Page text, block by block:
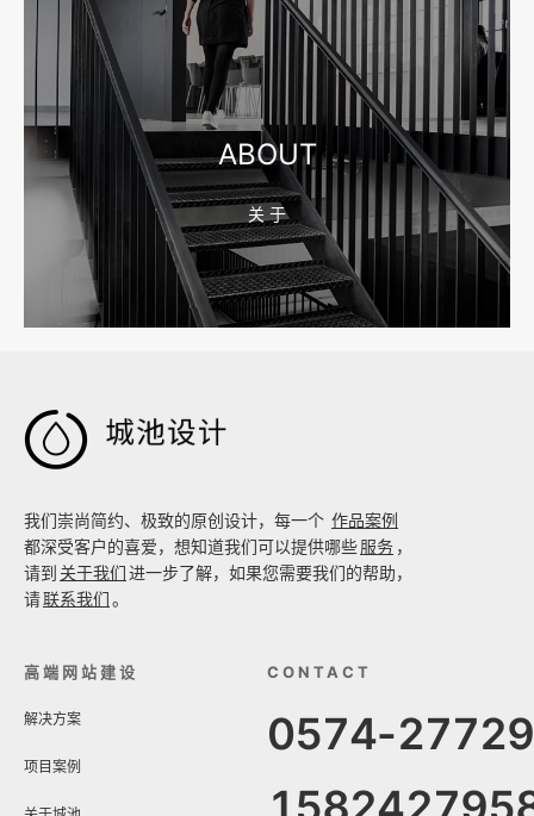
2026-08-04 17:55:09
宁波制造业网站建设公司怎么选？先看产品询盘字段
2026-08-02 17:58:44
工厂短视频拍摄后，怎样放进官网帮助客户判断实力
ABOUT
关 于

我们崇尚简约、极致的原创设计，每一个 作品案例
都深受客户的喜爱，想知道我们可以提供哪些服务 ，
请到 关于我们进一步了解，如果您需要我们的帮助，
请联系我们。
高端网站建设
解决方案
项目案例
CONTACT
0574-